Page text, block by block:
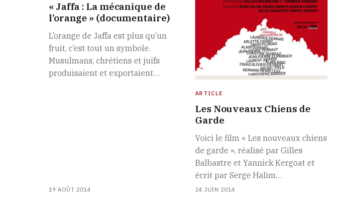
« Jaffa : La mécanique de
l’orange » (documentaire)
L’orange de Jaffa est plus qu’un
fruit, c’est tout un symbole.
Musulmans, chrétiens et juifs
produisaient et exportaient…
19 AOÛT 2014
ARTICLE
Les Nouveaux Chiens de
Garde
Voici le film « Les nouveaux chiens
de garde », réalisé par Gilles
Balbastre et Yannick Kergoat et
écrit par Serge Halim…
24 JUIN 2014